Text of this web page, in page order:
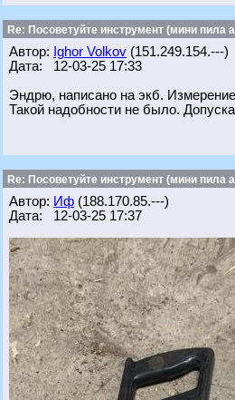
Re: Посоветуйте инструмент (мини пила
Автор: Ighor Volkov (151.249.154.---)
Дата: 12-03-25 17:33
Эндрю, написано на экб.
Такой надобности не было.
Re: Посоветуйте инструмент (мини пила
Автор: Иф (188.170.85.---)
Дата: 12-03-25 17:37